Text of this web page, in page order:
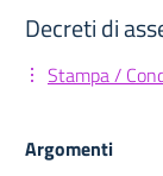
Decreti di
Stampa /
Argomenti